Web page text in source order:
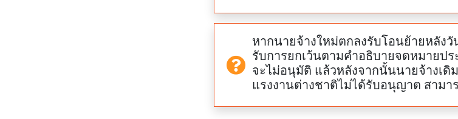
หากนายจ้างใหม่ตกลงรับโอนย้ายหลัง
รับการยกเว้นตามคำอธิบายจดหมายป
จะไม่อนุมัติ แล้วหลังจากนั้นนายจ้างเ
แรงงานต่างชาติไม่ได้รับอนุญาต สามา